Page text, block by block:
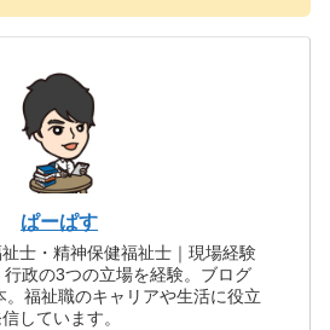
ぱーぱす
士・精神保健福祉士｜現場経験
政の3つの立場を経験。ブログ
。福祉職のキャリアや生活に役立
しています。